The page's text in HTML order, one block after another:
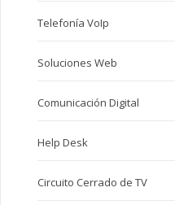
Telefonía VoIp
Soluciones Web
Comunicación Digital
Help Desk
Circuito Cerrado de TV